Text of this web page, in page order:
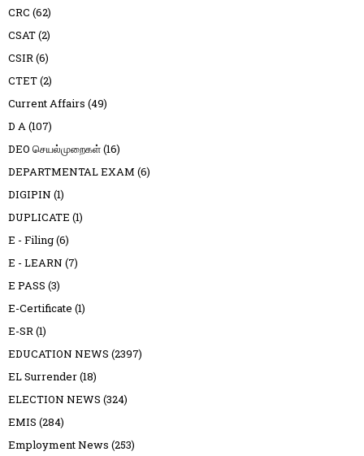
CRC (62)
CSAT(2)
CSIR(6)
CTET(2)
Current Affairs (49)
D A(107)
DEO செயல்முறைகள்(16)
DEPARTMENTAL EXAM (6)
DIGIPIN (1)
DUPLICATE (1)
E - Filing(6)
E - LEARN (7)
E PASS (3)
E-Certificate (1)
E-SR(1)
EDUCATION NEWS (2397)
EL Surrender(18)
ELECTION NEWS (324)
EMIS (284)
Employment News (253)